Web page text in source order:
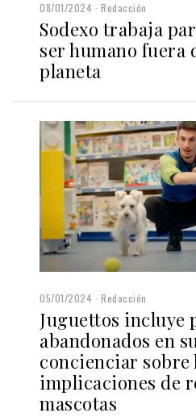
08/01/2024 Redacción
Sodexo trabaja
ser humano fuera
planeta
05/01/2024 Redacción
Juguettos incluye
abandonados en
concienciar sobre
implicaciones de
mascotas